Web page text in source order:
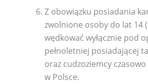
Z obowiązku posiadania
zwolnione osoby do lat 14
wędkować wyłącznie pod
pełnoletniej posiadającej
oraz cudzoziemcy
w Polsce.